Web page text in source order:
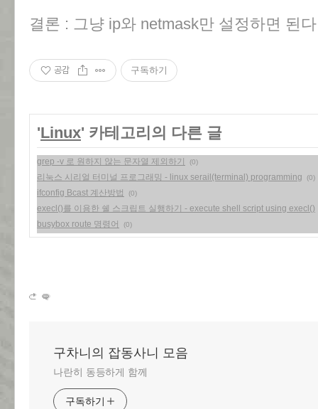
결론 : 그냥 ip와 netmask만 설정하면 된
공감 구독하기
'Linux' 카테고리의 다른 글
grep -v 로 원하지 않는 문자열 제외하기 (0)
리눅스 시리얼 터미널 프로그래밍 - linux serail(terminal) programming (0)
ifconfig Bcast 계산방법 (0)
execl()를 이용한 쉘 스크립트 실행하기 - execute shell script using execl()
busybox route 명령어
(0)
구차니의 잡동사니 모음
나란히 동등하게 함께
구독하기